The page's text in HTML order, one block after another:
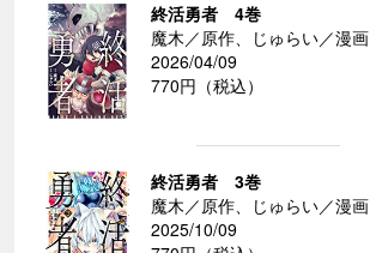
終活勇者 4巻
魔木／原作、じゅらい／漫画
2026/04/09
770円（税込）
終活勇者 3巻
魔木／原作、じゅらい／漫画
2025/10/09